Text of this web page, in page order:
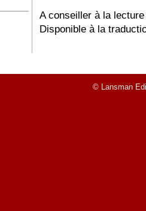
A conseiller à la
Disponible à la
© Lansman